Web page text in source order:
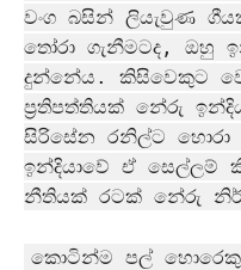
වංග බසින් ලියැවුණ
තෝරා ගැනීමටද, ඔහු
දුන්නේය. කිසිවෙකුට
ප‍්‍රතිපත්තියක් නේරු
සිරිසේන රනිල්ට හොරා
ඉන්දියාවේ ඒ සෙල්ලම්
නීතියක් රටක් නේරු
කොටින්ම පල් හොරෙකු